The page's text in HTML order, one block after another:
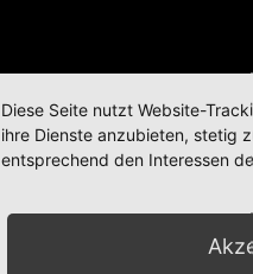
Diese Seite nutzt Website-
ihre Dienste anzubieten, stetig
entsprechend den Interessen